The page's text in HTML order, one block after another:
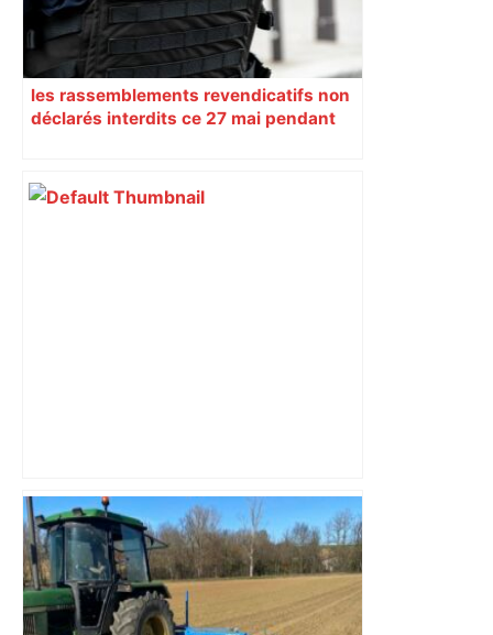
les rassemblements revendicatifs non
déclarés interdits ce 27 mai pendant
Toulouse : le viaduc de la ligne C du
métro achevé – Le Moniteur